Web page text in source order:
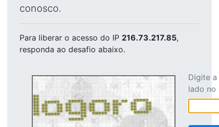
conosco.
Para liberar o acesso do IP 216.73.217.85,
responda ao desafio abaixo.
Digite
lado no